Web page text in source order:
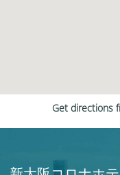
Get directions